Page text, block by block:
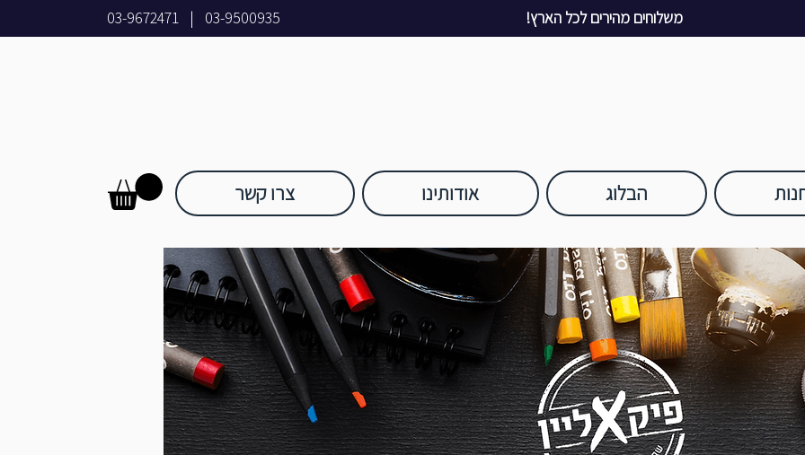
03-9500935
|
03-9672471 משלוחים מהירים לכל הארץ!
הבלוג אודותינו צרו קשר